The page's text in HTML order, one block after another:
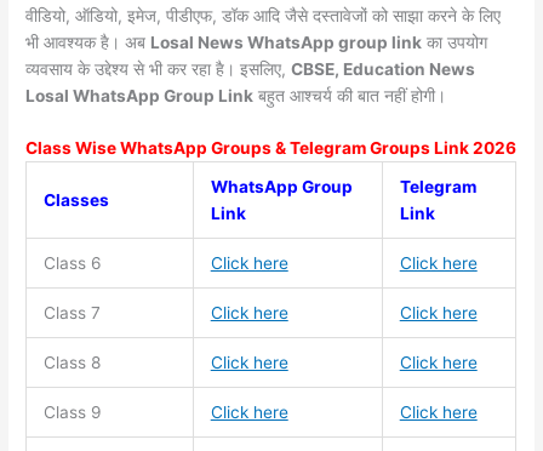
वीडियो, ऑडियो, इमेज, पीडीएफ, डॉक आदि जैसे दस्तावेजों को साझा करने के लिए
भी आवश्यक है। अब Losal NewsWhatsApp group link का उपयोग
व्यवसाय के उद्देश्य से भी कर रहा है। इसलिए,CBSE, Education News
Losal WhatsApp Group Link बहुत आश्चर्य की बात नहीं होगी।
Class Wise WhatsApp Groups & Telegram Groups Link 2026
Classes
WhatsApp Group
Link
Telegram
Link
Class 6 Click here Click here
Class 7 Click here Click here
Class 8 Click here Click here
Class 9 Click here Click here